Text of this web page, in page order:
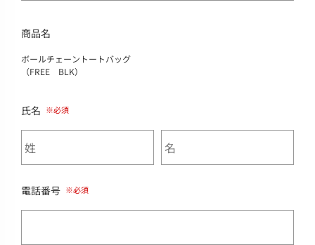
商品名
ボールチェーントートバッグ
（FREE BLK）
氏名
電話番号